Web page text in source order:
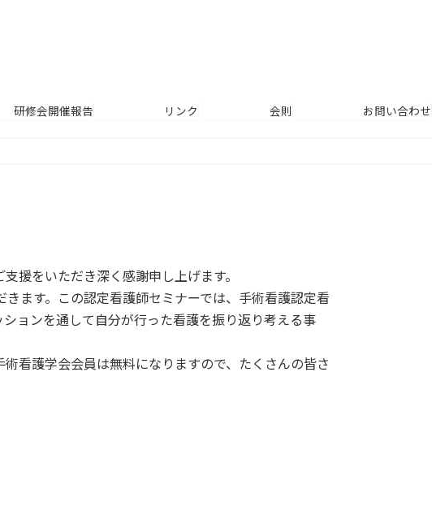
研修会開催報告 リンク 会則 お問い合わせ
援をいただき深く感謝申し上げます。
ます。この認定看護師セミナーでは、手術看護認定看
ョンを通して自分が行った看護を振り返り考える事
看護学会会員は無料になりますので、たくさんの皆さ